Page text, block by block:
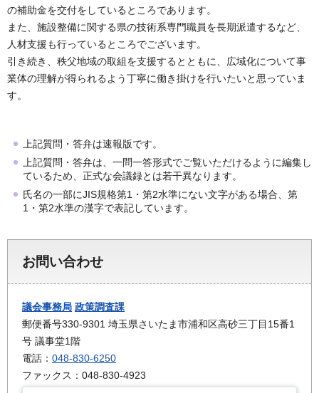
の補助金を交付をしているところであります。
また、施設整備に関する県の技術系専門職員を長期派遣するなど、
人材支援も行っているところでございます。
引き続き、秩父地域の取組を支援するとともに、広域化について事
業体の理解が得られるよう丁寧に働き掛けを行いたいと思っていま
す。
上記質問・答弁は速報版です。
上記質問・答弁は、一問一答形式でご覧いただけるように編集し
ているため、正式な会議録とは若干異なります。
氏名の一部にJIS規格第1・第2水準にない文字がある場合、第
1・第2水準の漢字で表記しています。
お問い合わせ
議会事務局 政策調査課
郵便番号330-9301 埼玉県さいたま市浦和区高砂三丁目15番1
号 議事堂1階
電話： 048-830-6250
ファックス：048-830-4923